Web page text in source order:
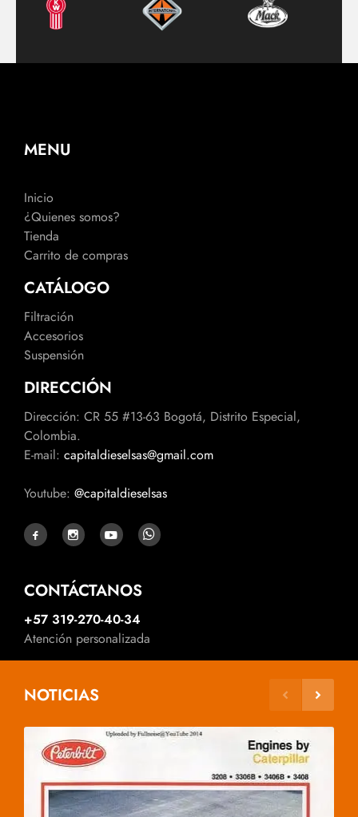
MENU
Inicio
¿Quienes somos?
Tienda
Carrito de compras
CATÁLOGO
Filtración
Accesorios
Suspensión
DIRECCIÓN
Dirección: CR 55 #13-63 Bogotá, Distrito Especial,
Colombia.
E-mail: capitaldieselsas@gmail.com
Youtube: @capitaldieselsas
CONTÁCTANOS
+57 319-270-40-34
Atención personalizada
NOTICIAS